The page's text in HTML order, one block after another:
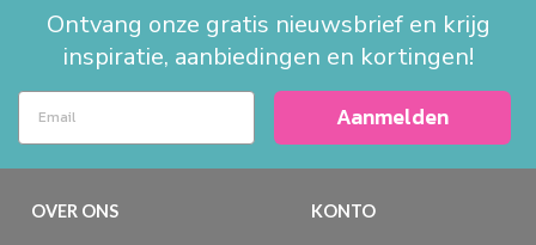
Ontvang onze gratis nieuwsbrief en krijg
inspiratie, aanbiedingen en kortingen!
Aanmelden
OVER ONS KONTO